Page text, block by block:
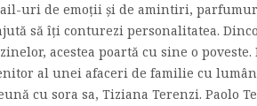
uri de emoţii şi de amintiri,
să îţi conturezi personalitatea.
acestea poartă cu sine o
al unei afaceri de familie cu
cu sora sa, Tiziana Terenzi. Paolo